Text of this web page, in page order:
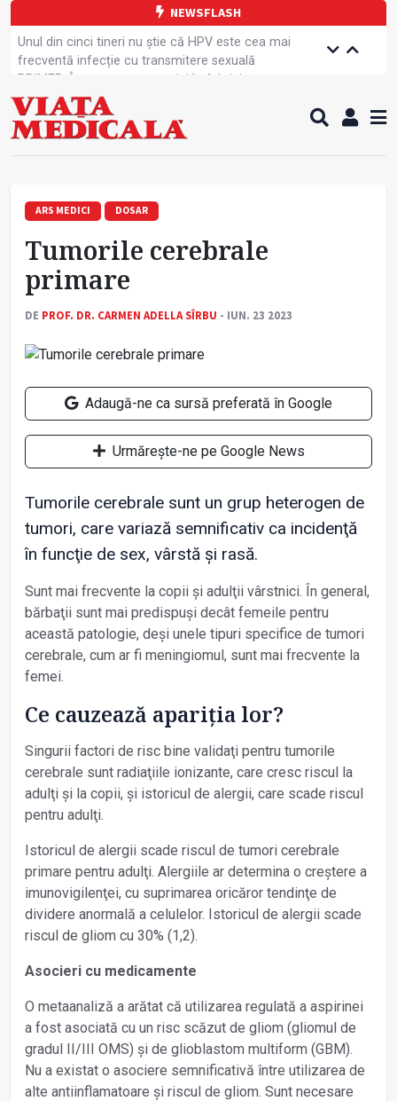
NEWSFLASH
Unul din cinci tineri nu știe că HPV este cea mai
frecventă infecție cu transmitere sexuală
PRIMER: Întreruperea energiei în fabrici ar pune
pacienții în pericol
Subiecte unice la examenul de specialist
Comercializarea unor medicamente, blocată
caniculă?
Un nou studiu pentru testarea unui vaccin împotriva
Alăptarea, esențială pentru sănătatea mamei și
Concursul Internațional George Enescu, la ceas
ARS MEDICI DOSAR
Tumorile cerebrale
primare
DE PROF. DR. CARMEN ADELLA SÎRBU - IUN. 23 2023
Adaugă-ne ca sursă preferată în Google
Urmărește-ne pe Google News
Tumorile cerebrale sunt un grup heterogen de
tumori, care variază semnificativ ca incidenţă
în funcţie de sex, vârstă și rasă.
Sunt mai frecvente la copii și adulţii vârstnici. În general,
bărbaţii sunt mai predispuși decât femeile pentru
această patologie, deși unele tipuri specifice de tumori
cerebrale, cum ar fi meningiomul, sunt mai frecvente la
femei.
Ce cauzează apariţia lor?
Singurii factori de risc bine validaţi pentru tumorile
cerebrale sunt radiaţiile ionizante, care cresc riscul la
adulţi și la copii, și istoricul de alergii, care scade riscul
pentru adulţi.
Istoricul de alergii scade riscul de tumori cerebrale
primare pentru adulţi. Alergiile ar determina o creștere a
imunovigilenţei, cu suprimarea oricăror tendinţe de
dividere anormală a celulelor. Istoricul de alergii scade
riscul de gliom cu 30% (1,2).
Asocieri cu medicamente
O metaanaliză a arătat că utilizarea regulată a aspirinei
a fost asociată cu un risc scăzut de gliom (gliomul de
gradul II/III OMS) și de glioblastom multiform (GBM).
Nu a existat o asociere semnificativă între utilizarea de
alte antiinflamatoare și riscul de gliom. Sunt necesare